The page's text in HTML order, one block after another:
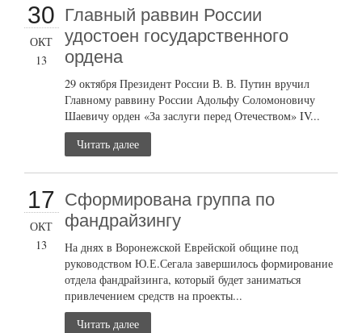
30
ОКТ
13
Главный раввин России
удостоен государственного
ордена
29 октября Президент России В. В. Путин вручил
Главному раввину России Адольфу Соломоновичу
Шаевичу орден «За заслуги перед Отечеством» IV...
Читать далее
17
ОКТ
13
Сформирована группа по
фандрайзингу
На днях в Воронежской Еврейской общине под
руководством Ю.Е.Сегала завершилось формирование
отдела фандрайзинга, который будет заниматься
привлечением средств на проекты...
Читать далее